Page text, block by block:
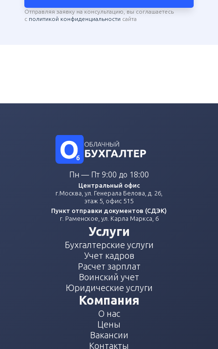
Отправляя заявку на консультацию, вы соглашаетесь
с политикой конфиденциальности сайта
Пн — Пт 9:00 до 18:00
Центральный офис
г.Москва, ул. Генерала Белова, д. 26,
этаж 5, офис 515
Пункт отправки документов (СДЭК)
г. Раменское, ул. Карла Маркса, 6
Услуги
Бухгалтерские услуги
Учет кадров
Расчет зарплат
Воинский учет
Юридические услуги
Компания
О нас
Цены
Вакансии
Контакты